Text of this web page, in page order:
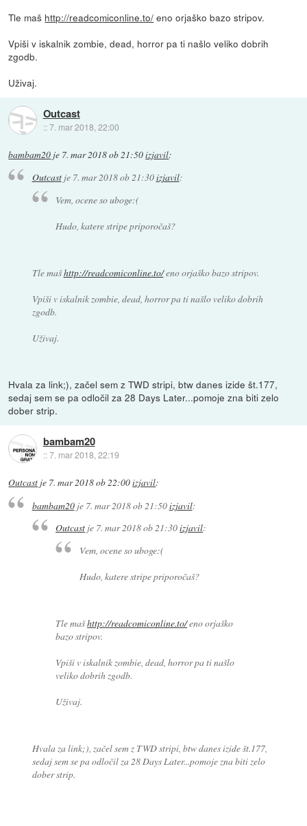
Tle maš http://readcomiconline.to/ eno orjaško bazo stripov.
Vpiši v iskalnik zombie, dead, horror pa ti našlo veliko dobrih
zgodb.
Uživaj.
Outcast
::7. mar 2018, 22:00
bambam20 je 7. mar 2018 ob 21:50izjavil:
Outcastje 7. mar 2018 ob 21:30izjavil:
Vem, ocene so uboge:(
Hudo, katere stripe priporočaš?
Tle mašhttp://readcomiconline.to/eno orjaško bazo stripov.
Vpiši v iskalnik zombie, dead, horror pa ti našlo veliko dobrih
zgodb.
Uživaj.
Hvala za link;), začel sem z TWD stripi, btw danes izide št.177,
sedaj sem se pa odločil za 28 Days Later...pomoje zna biti zelo
dober strip.
bambam20
::7. mar 2018, 22:19
Outcast je 7. mar 2018 ob 22:00izjavil:
bambam20je 7. mar 2018 ob 21:50izjavil:
Outcast je 7. mar 2018 ob 21:30izjavil:
Vem, ocene so uboge:(
Hudo, katere stripe priporočaš?
Tle mašhttp://readcomiconline.to/eno orjaško
bazo stripov.
Vpiši v iskalnik zombie, dead, horror pa ti našlo
veliko dobrih zgodb.
Uživaj.
Hvala za link;), začel sem z TWD stripi, btw danes izide št.177,
sedaj sem se pa odločil za 28 Days Later...pomoje zna biti zelo
dober strip.